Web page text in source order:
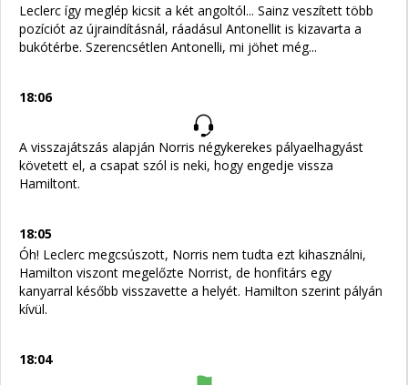
Leclerc így meglép kicsit a két angoltól... Sainz veszített több
pozíciót az újraindításnál, ráadásul Antonellit is kizavarta a
bukótérbe. Szerencsétlen Antonelli, mi jöhet még...
18:06
A visszajátszás alapján Norris négykerekes pályaelhagyást
követett el, a csapat szól is neki, hogy engedje vissza
Hamiltont.
18:05
Óh! Leclerc megcsúszott, Norris nem tudta ezt kihasználni,
Hamilton viszont megelőzte Norrist, de honfitárs egy
kanyarral később visszavette a helyét. Hamilton szerint pályán
kívül.
18:04